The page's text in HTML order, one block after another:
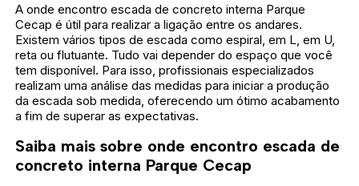
A onde encontro escada de concreto interna Parque
Cecap é útil para realizar a ligação entre os andares.
Existem vários tipos de escada como espiral, em L, em U,
reta ou flutuante. Tudo vai depender do espaço que você
tem disponível. Para isso, profissionais especializados
realizam uma análise das medidas para iniciar a produção
da escada sob medida, oferecendo um ótimo acabamento
a fim de superar as expectativas.
Saiba mais sobre onde encontro escada de
concreto interna Parque Cecap